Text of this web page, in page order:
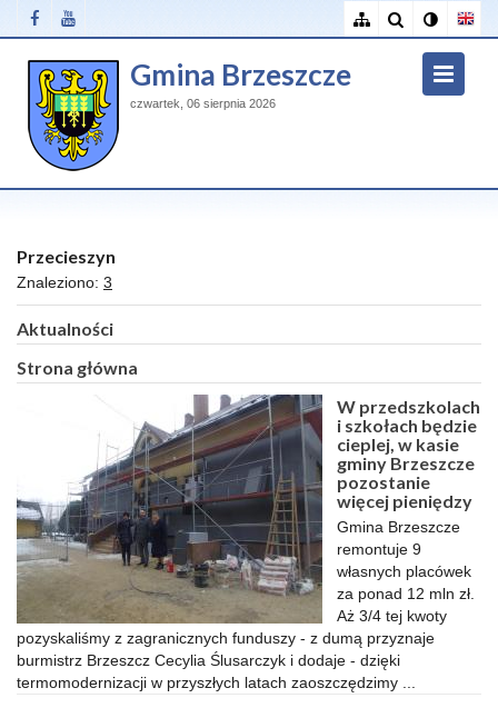
Gmina Brzeszcze
czwartek, 06 sierpnia 2026
Przecieszyn
Znaleziono: 3
Aktualności
Strona główna
W przedszkolach
i szkołach będzie
cieplej, w kasie
gminy Brzeszcze
pozostanie
więcej pieniędzy
Gmina Brzeszcze
remontuje 9
własnych placówek
za ponad 12 mln zł.
Aż 3/4 tej kwoty
pozyskaliśmy z zagranicznych funduszy - z dumą przyznaje
burmistrz Brzeszcz Cecylia Ślusarczyk i dodaje - dzięki
termomodernizacji w przyszłych latach zaoszczędzimy ...